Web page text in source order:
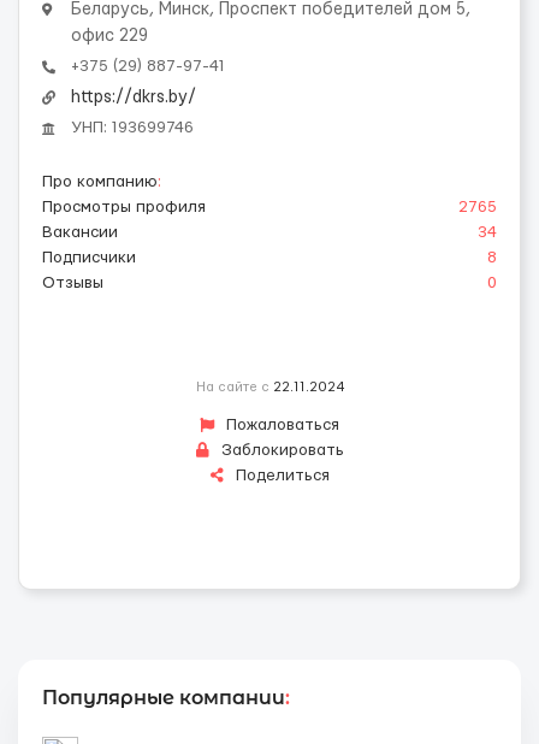
Беларусь, Минск, Проспект победителей дом 5,
офис 229
+375 (29) 887-97-41
https://dkrs.by/
УНП: 193699746
Про компанию:
Просмотры профиля
2765
Вакансии
34
Подписчики
8
Отзывы
0
На сайте с 22.11.2024
Пожаловаться
Заблокировать
Поделиться
Популярные компании: